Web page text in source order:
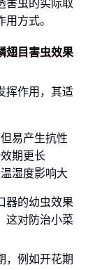
害虫的实际取
方式。
翅目害虫效果
挥作用，其适
易产生抗性
期更长
湿度影响大
器的幼虫效果
这对防治小菜
，例如开花期